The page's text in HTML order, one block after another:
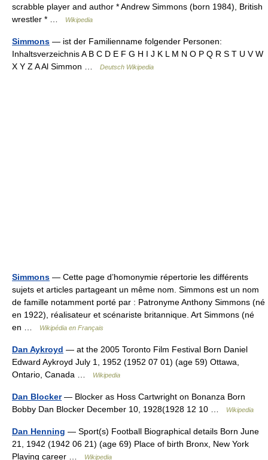
scrabble player and author * Andrew Simmons (born 1984), British
wrestler * …
Wikipedia
Simmons — ist der Familienname folgender Personen:
Inhaltsverzeichnis A B C D E F G H I J K L M N O P Q R S T U V W
X Y Z A Al Simmon …
Deutsch Wikipedia
Simmons — Cette page d’homonymie répertorie les différents
sujets et articles partageant un même nom. Simmons est un nom
de famille notamment porté par : Patronyme Anthony Simmons (né
en 1922), réalisateur et scénariste britannique. Art Simmons (né
en …
Wikipédia en Français
Dan Aykroyd — at the 2005 Toronto Film Festival Born Daniel
Edward Aykroyd July 1, 1952 (1952 07 01) (age 59) Ottawa,
Ontario, Canada …
Wikipedia
Dan Blocker— Blocker as Hoss Cartwright on Bonanza Born
Bobby Dan Blocker December 10, 1928(1928 12 10 …
Wikipedia
Dan Henning — Sport(s) Football Biographical details Born June
21, 1942 (1942 06 21) (age 69) Place of birth Bronx, New York
Playing career …
Wikipedia